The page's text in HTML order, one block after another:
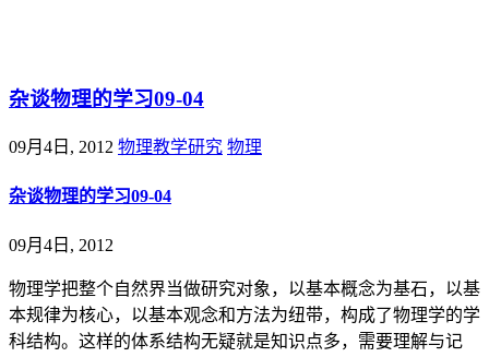
杂谈物理的学习09-04
09月4日, 2012 物理教学研究 物理
杂谈物理的学习09-04
09月4日, 2012
物理学把整个自然界当做研究对象，以基本概念为基石，以基
本规律为核心，以基本观念和方法为纽带，构成了物理学的学
科结构。这样的体系结构无疑就是知识点多，需要理解与记